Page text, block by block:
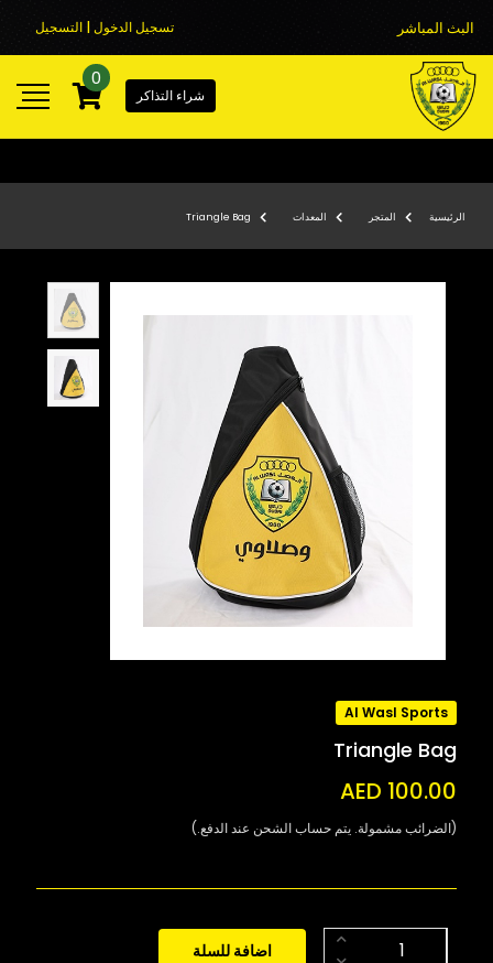
البث المباشر تسجيل الدخول | التسجيل
شراء التذاكر
0
الرئيسية المتجر المعدات Triangle Bag
Al Wasl Sports
Triangle Bag
AED 100.00
(الضرائب مشمولة. يتم حساب الشحن عند الدفع.)
اضافة للسلة